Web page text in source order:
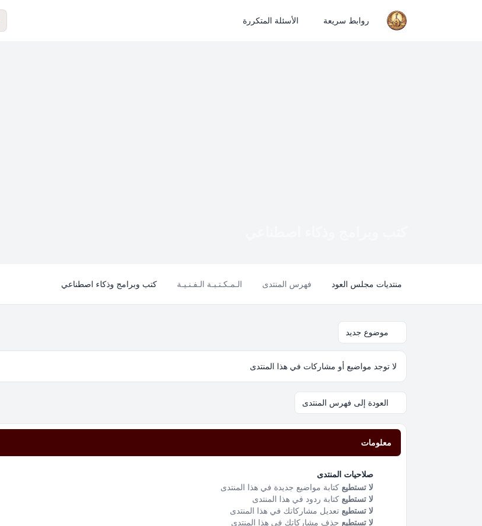
روابط سريعة الأسئلة المتكررة
منتديات مجلس العود فهرس المنتدى الـمـكـتـبـة الـفـنـيـة كتب وبرامج وذكاء اصطناعي
موضوع جديد
لا توجد مواضيع أو مشاركات في هذا المنتدى
العودة إلى فهرس المنتدى
معلومات
صلاحيات المنتدى
لا تستطيع كتابة مواضيع جديدة في هذا المنتدى
لا تستطيع كتابة ردود في هذا المنتدى
لا تستطيع تعديل مشاركاتك في هذا المنتدى
لا تستطيع حذف مشاركاتك في هذا المنتدى